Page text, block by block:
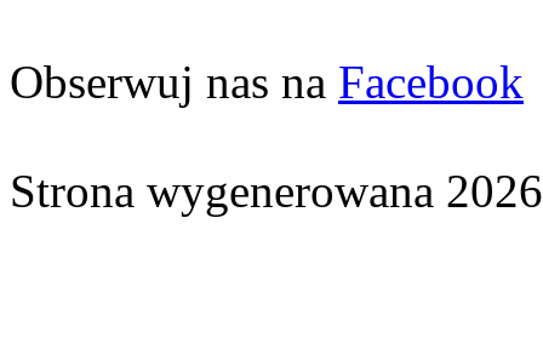
Obserwuj nas na Facebook
Strona wygenerowana